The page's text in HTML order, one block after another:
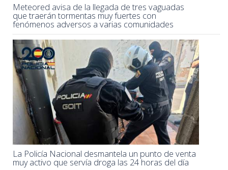
Meteored avisa de la llegada de tres vaguadas
que traerán tormentas muy fuertes con
fenómenos adversos a varias comunidades
La Policía Nacional desmantela un punto de venta
muy activo que servía droga las 24 horas del día